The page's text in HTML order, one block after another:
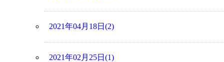
2021年04月18日(2)
2021年02月25日(1)